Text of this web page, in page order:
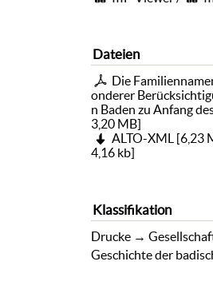
Dateien
Die
onderer
n Baden zu Anfang
3,20 MB]
ALTO-XML [6,23
4,16 kb]
Klassifikation
Drucke →
Geschichte der